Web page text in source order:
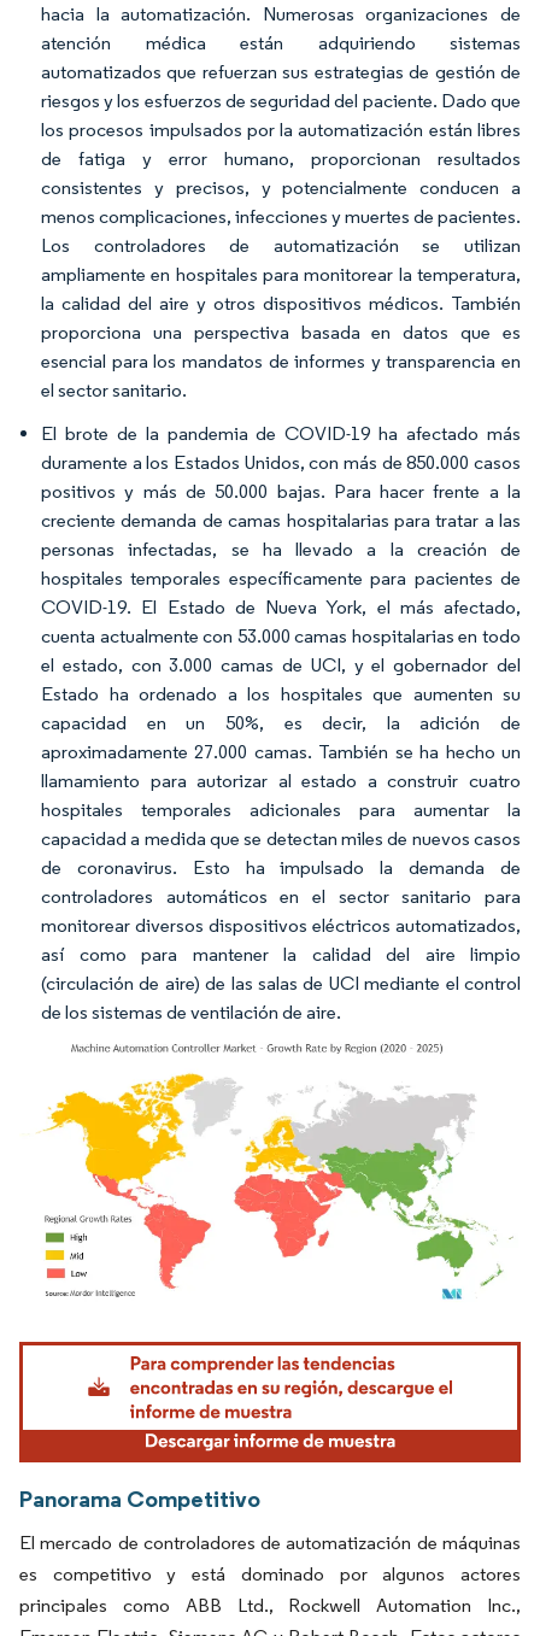
hacia la automatización. Numerosas organizaciones de
atención médica están adquiriendo sistemas
automatizados que refuerzan sus estrategias de gestión de
riesgos y los esfuerzos de seguridad del paciente. Dado que
los procesos impulsados por la automatización están libres
de fatiga y error humano, proporcionan resultados
consistentes y precisos, y potencialmente conducen a
menos complicaciones, infecciones y muertes de pacientes.
Los controladores de automatización se utilizan
ampliamente en hospitales para monitorear la temperatura,
la calidad del aire y otros dispositivos médicos. También
proporciona una perspectiva basada en datos que es
esencial para los mandatos de informes y transparencia en
el sector sanitario.
El brote de la pandemia de COVID-19 ha afectado más
duramente a los Estados Unidos, con más de 850.000 casos
positivos y más de 50.000 bajas. Para hacer frente a la
creciente demanda de camas hospitalarias para tratar a las
personas infectadas, se ha llevado a la creación de
hospitales temporales específicamente para pacientes de
COVID-19. El Estado de Nueva York, el más afectado,
cuenta actualmente con 53.000 camas hospitalarias en todo
el estado, con 3.000 camas de UCI, y el gobernador del
Estado ha ordenado a los hospitales que aumenten su
capacidad en un 50%, es decir, la adición de
aproximadamente 27.000 camas. También se ha hecho un
llamamiento para autorizar al estado a construir cuatro
hospitales temporales adicionales para aumentar la
capacidad a medida que se detectan miles de nuevos casos
de coronavirus. Esto ha impulsado la demanda de
controladores automáticos en el sector sanitario para
monitorear diversos dispositivos eléctricos automatizados,
así como para mantener la calidad del aire limpio
(circulación de aire) de las salas de UCI mediante el control
de los sistemas de ventilación de aire.
Imagen © Mordor Intelligence. El uso requiere atribución según CC BY 4.0.
Panorama Competitivo
El mercado de controladores de automatización de máquinas
es competitivo y está dominado por algunos actores
principales como ABB Ltd., Rockwell Automation Inc.,